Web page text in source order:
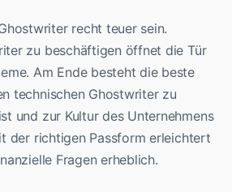
recht teuer sein.
zu beschäftigen öffnet die Tür
Am Ende besteht die beste
technischen Ghostwriter zu
und zur Kultur des Unternehmens
der richtigen Passform erleichtert
Fragen erheblich.